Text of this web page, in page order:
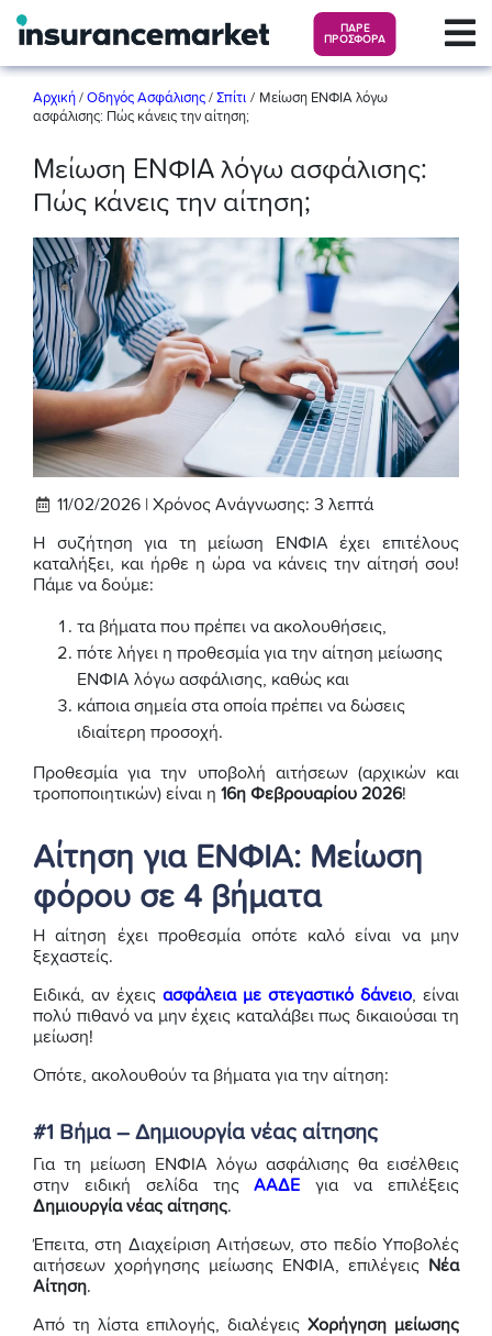
ΠΑΡΕ
ΠΡΟΣΦΟΡΑ
Αρχική / Οδηγός Ασφάλισης / Σπίτι / Μείωση ΕΝΦΙΑ λόγω
ασφάλισης: Πώς κάνεις την αίτηση;
Μείωση ΕΝΦΙΑ λόγω ασφάλισης:
Πώς κάνεις την αίτηση;
11/02/2026 | Χρόνος Ανάγνωσης: 3 λεπτά
Η συζήτηση για τη μείωση ΕΝΦΙΑ έχει επιτέλους
καταλήξει, και ήρθε η ώρα να κάνεις την αίτησή σου!
Πάμε να δούμε:
τα βήματα που πρέπει να ακολουθήσεις,
πότε λήγει η προθεσμία για την αίτηση μείωσης
ΕΝΦΙΑ λόγω ασφάλισης, καθώς και
κάποια σημεία στα οποία πρέπει να δώσεις
ιδιαίτερη προσοχή.
Προθεσμία για την υποβολή αιτήσεων (αρχικών και
τροποποιητικών) είναι η 16η Φεβρουαρίου 2026!
Αίτηση για ΕΝΦΙΑ: Μείωση
φόρου σε 4 βήματα
Η αίτηση έχει προθεσμία οπότε καλό είναι να μην
ξεχαστείς.
Ειδικά, αν έχεις ασφάλεια με στεγαστικό δάνειο, είναι
πολύ πιθανό να μην έχεις καταλάβει πως δικαιούσαι τη
μείωση!
Οπότε, ακολουθούν τα βήματα για την αίτηση:
#1 Βήμα – Δημιουργία νέας αίτησης
Για τη μείωση ΕΝΦΙΑ λόγω ασφάλισης θα εισέλθεις
στην ειδική σελίδα τηςΑΑΔΕ για να επιλέξεις
Δημιουργία νέας αίτησης.
Έπειτα, στη Διαχείριση Αιτήσεων, στο πεδίο Υποβολές
αιτήσεων χορήγησης μείωσης ΕΝΦΙΑ, επιλέγεις Νέα
Αίτηση.
Από τη λίστα επιλογής, διαλέγεις Χορήγηση μείωσης